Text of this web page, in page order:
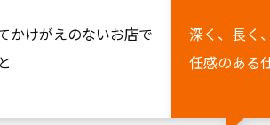
絡先までお気軽にお問い合わせ下さい。
かけがえのないお店で
深く、長く
任感のある